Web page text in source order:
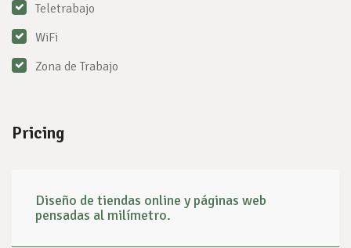
Teletrabajo
WiFi
Zona de Trabajo
Pricing
Diseño de tiendas online y páginas web
pensadas al milímetro.